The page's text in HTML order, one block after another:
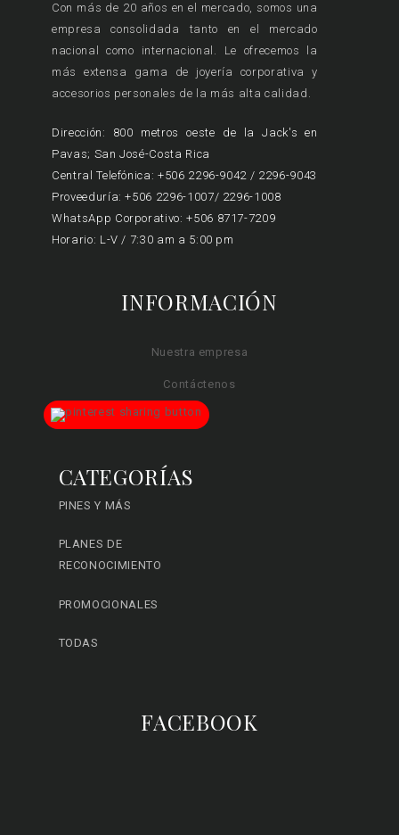
Con más de 20 años en el mercado, somos una
empresa consolidada tanto en el mercado
nacional como internacional. Le ofrecemos la
más extensa gama de joyería corporativa y
accesorios personales de la más alta calidad.
Dirección: 800 metros oeste de la Jack's en
Pavas; San José-Costa Rica
Central Telefónica: +506 2296-9042 / 2296-9043
Proveeduría: +506 2296-1007/ 2296-1008
WhatsApp Corporativo: +506 8717-7209
Horario: L-V / 7:30 am a 5:00 pm
INFORMACIÓN
Nuestra empresa
Contáctenos
CATEGORÍAS
PINES Y MÁS
PLANES DE
RECONOCIMIENTO
PROMOCIONALES
TODAS
FACEBOOK